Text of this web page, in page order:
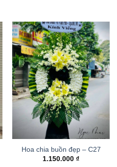
Hoa chia buồn đẹp – C27
1.150.000 ₫